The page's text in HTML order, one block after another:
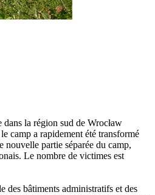
la région sud de Wrocław
camp a rapidement été transformé
nouvelle partie séparée du camp,
Le nombre de victimes est
des bâtiments administratifs et des